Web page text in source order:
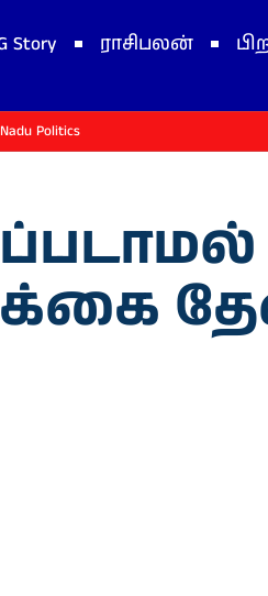
Story ராசிபலன்
Politics